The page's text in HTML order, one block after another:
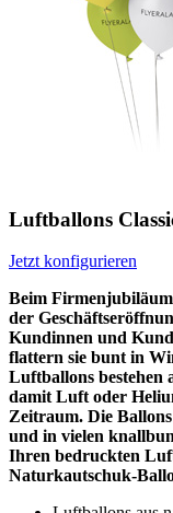
Luftballons
Jetzt konfigurieren
Beim
der
Kundinnen und
flattern sie bunt in
Luftballons bestehen
damit Luft oder
Zeitraum. Die
und in vielen
Ihren bedruckten
Naturkautschuk-